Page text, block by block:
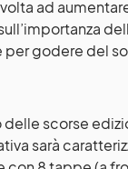
ad
per godere del
scorse
sarà